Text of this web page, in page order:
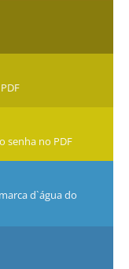
senha no PDF
d`água do